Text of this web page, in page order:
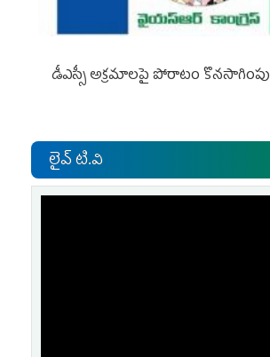
డీఎస్సీ అక్రమాలపై పోరాటం కొనసాగింపు
లైవ్ టి.వి